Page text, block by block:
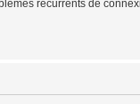
récurrents de